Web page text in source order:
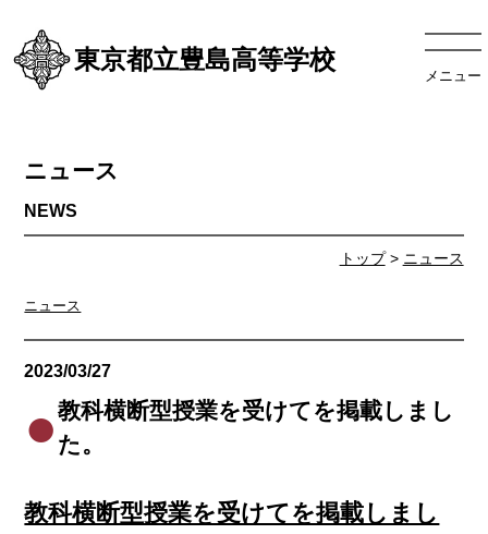
東京都立豊島高等学校
メニュー
トップ> ニュース
ニュース
ニュース
2023/03/27
教科横断型授業を受けてを掲載しまし
た。
教科横断型授業を受けてを掲載しまし